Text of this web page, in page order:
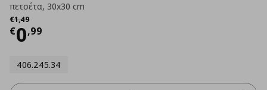
πετσέτα, 30x30 cm
€1,49
Αρχική τιμή
€0,99
Τρέχουσα τιμή
406.245.34